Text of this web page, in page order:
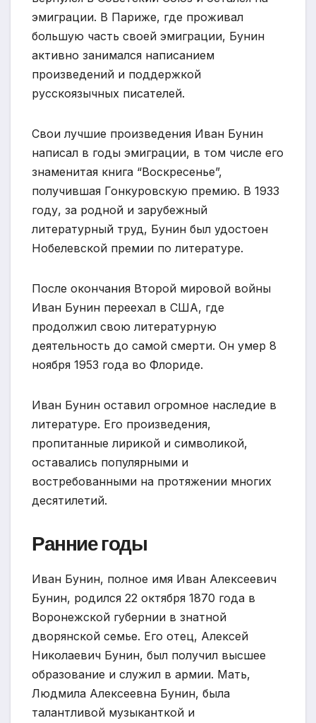
эмиграции. В Париже, где проживал
большую часть своей эмиграции, Бунин
активно занимался написанием
произведений и поддержкой
русскоязычных писателей.
Свои лучшие произведения Иван Бунин
написал в годы эмиграции, в том числе его
знаменитая книга “Воскресенье”,
получившая Гонкуровскую премию. В 1933
году, за родной и зарубежный
литературный труд, Бунин был удостоен
Нобелевской премии по литературе.
После окончания Второй мировой войны
Иван Бунин переехал в США, где
продолжил свою литературную
деятельность до самой смерти. Он умер 8
ноября 1953 года во Флориде.
Иван Бунин оставил огромное наследие в
литературе. Его произведения,
пропитанные лирикой и символикой,
оставались популярными и
востребованными на протяжении многих
десятилетий.
Ранние годы
Иван Бунин, полное имя Иван Алексеевич
Бунин, родился 22 октября 1870 года в
Воронежской губернии в знатной
дворянской семье. Его отец, Алексей
Николаевич Бунин, был получил высшее
образование и служил в армии. Мать,
Людмила Алексеевна Бунин, была
талантливой музыканткой и